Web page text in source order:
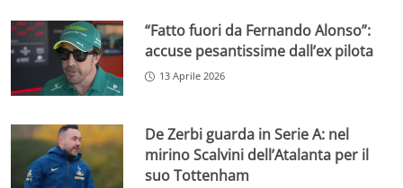
“Fatto fuori da Fernando Alonso”:
accuse pesantissime dall’ex pilota
13 Aprile 2026
De Zerbi guarda in Serie A: nel
mirino Scalvini dell’Atalanta per il
suo Tottenham